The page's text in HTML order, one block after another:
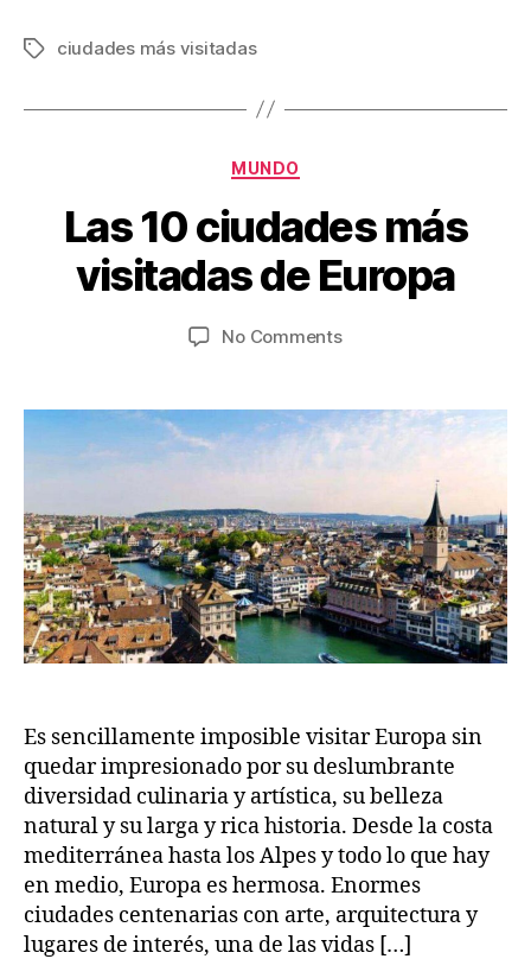
Tagsciudades más visitadas
Categories
MUNDO
Las 10 ciudades más
visitadas de Europa
B
y
V
ia
s
o
m
u
y
,
2
No Commentson
ciudades
más
Europa
Es sencillamente imposible visitar Europa sin
quedar impresionado por su deslumbrante
diversidad culinaria y artística, su belleza
natural y su larga y rica historia. Desde la costa
mediterránea hasta los Alpes y todo lo que hay
en medio, Europa es hermosa. Enormes
ciudades centenarias con arte, arquitectura y
lugares de interés, una de las vidas […]